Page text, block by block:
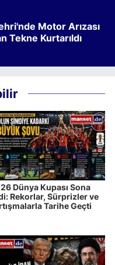
Motor Arızası
Tekne Kurtarıldı
Dünya Kupası Sona
Rekorlar, Sürprizler ve
Tarihe Geçti